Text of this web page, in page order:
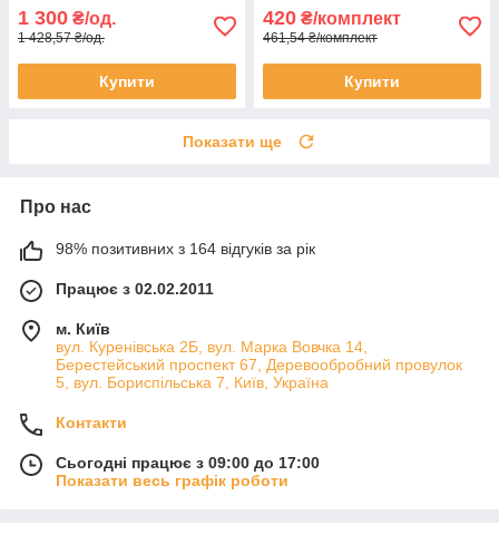
1 300 ₴/од.
1 428,57 ₴/од.
Купити
420 ₴/комплект
461,54 ₴/комплект
Купити
Показати ще
Про нас
98% позитивних з 164 відгуків за рік
Працює з 02.02.2011
м. Київ
вул. Куренівська 2Б, вул. Марка Вовчка 14,
Берестейський проспект 67, Деревообробний провулок
5, вул. Бориспільська 7, Київ, Україна
Контакти
Сьогодні працює з 09:00 до 17:00
Показати весь графік роботи